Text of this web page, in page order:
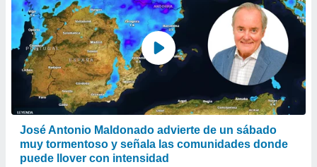
José Antonio Maldonado advierte de un sábado
muy tormentoso y señala las comunidades donde
puede llover con intensidad